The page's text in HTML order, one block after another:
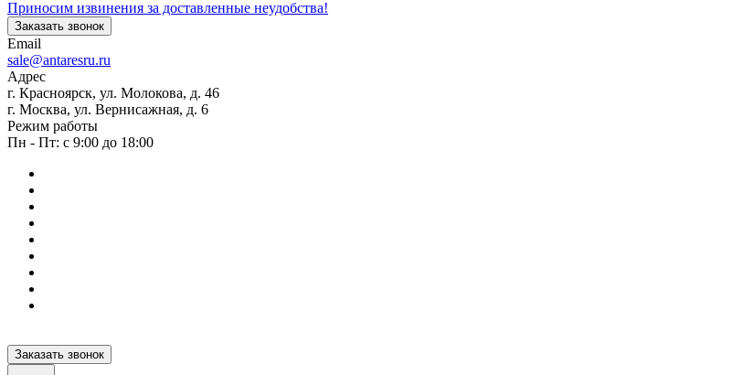
Приносим извинения за доставленные неудобства!
Заказать звонок
Email
sale@antaresru.ru
Адрес
г. Красноярск, ул. Молокова, д. 46
г. Москва, ул. Вернисажная, д. 6
Режим работы
Пн - Пт: с 9:00 до 18:00
Заказать звонок